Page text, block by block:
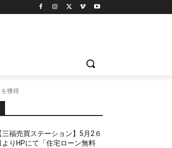
獲得
三福売買ステーション】5月2６
よりHPにて「住宅ローン無料